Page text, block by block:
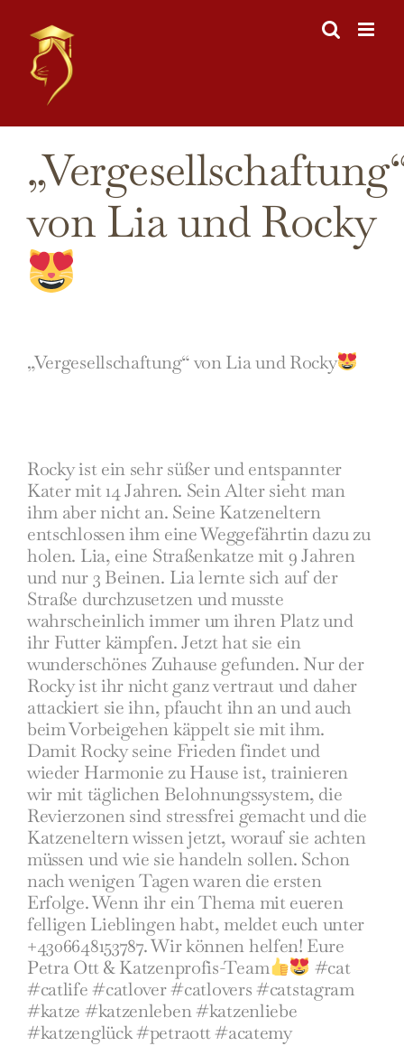
content
von Lia und Rocky
„Vergesellschaftung“ von Lia und Rocky
Rocky ist ein sehr süßer und entspannter
Kater mit 14 Jahren. Sein Alter sieht man
ihm aber nicht an. Seine Katzeneltern
entschlossen ihm eine Weggefährtin dazu zu
holen. Lia, eine Straßenkatze mit 9 Jahren
und nur 3 Beinen. Lia lernte sich auf der
Straße durchzusetzen und musste
wahrscheinlich immer um ihren Platz und
ihr Futter kämpfen. Jetzt hat sie ein
wunderschönes Zuhause gefunden. Nur der
Rocky ist ihr nicht ganz vertraut und daher
attackiert sie ihn, pfaucht ihn an und auch
beim Vorbeigehen käppelt sie mit ihm.
Damit Rocky seine Frieden findet und
wieder Harmonie zu Hause ist, trainieren
wir mit täglichen Belohnungssystem, die
Revierzonen sind stressfrei gemacht und die
Katzeneltern wissen jetzt, worauf sie achten
müssen und wie sie handeln sollen. Schon
nach wenigen Tagen waren die ersten
Erfolge. Wenn ihr ein Thema mit eueren
felligen Lieblingen habt, meldet euch unter
+4306648153787. Wir können helfen! Eure
Petra Ott & Katzenprofis-Team
#cat
#catlife #catlover#catlovers#catstagram
#katze #katzenleben#katzenliebe
#katzenglück#petraott#acatemy